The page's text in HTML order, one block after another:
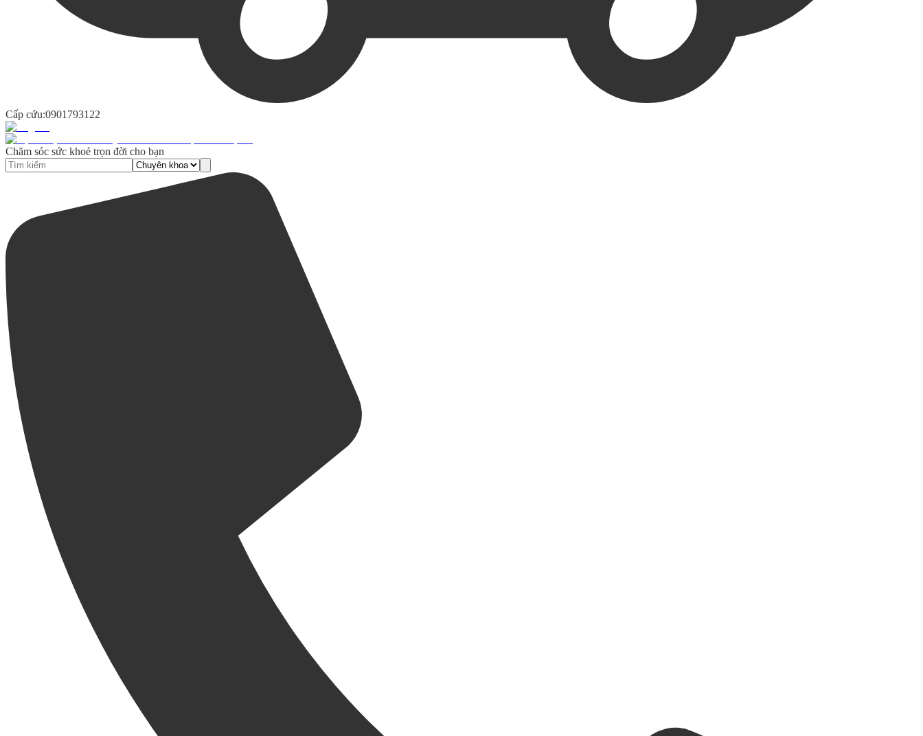
Cấp cứu:0901793122
Chăm sóc sức khoẻ trọn đời cho bạn